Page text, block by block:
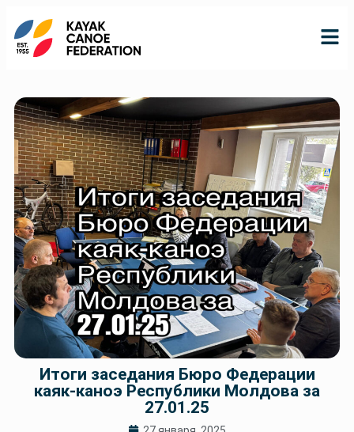
RO
RU
EN
Итоги заседания Бюро Федерации
каяк-каноэ Республики Молдова за
27.01.25